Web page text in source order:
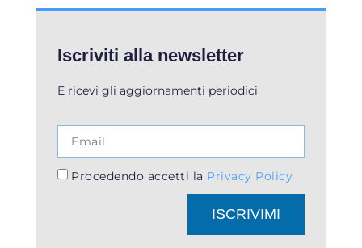
Iscriviti alla newsletter
E ricevi gli aggiornamenti periodici
Procedendo accetti la Privacy Policy
ISCRIVIMI